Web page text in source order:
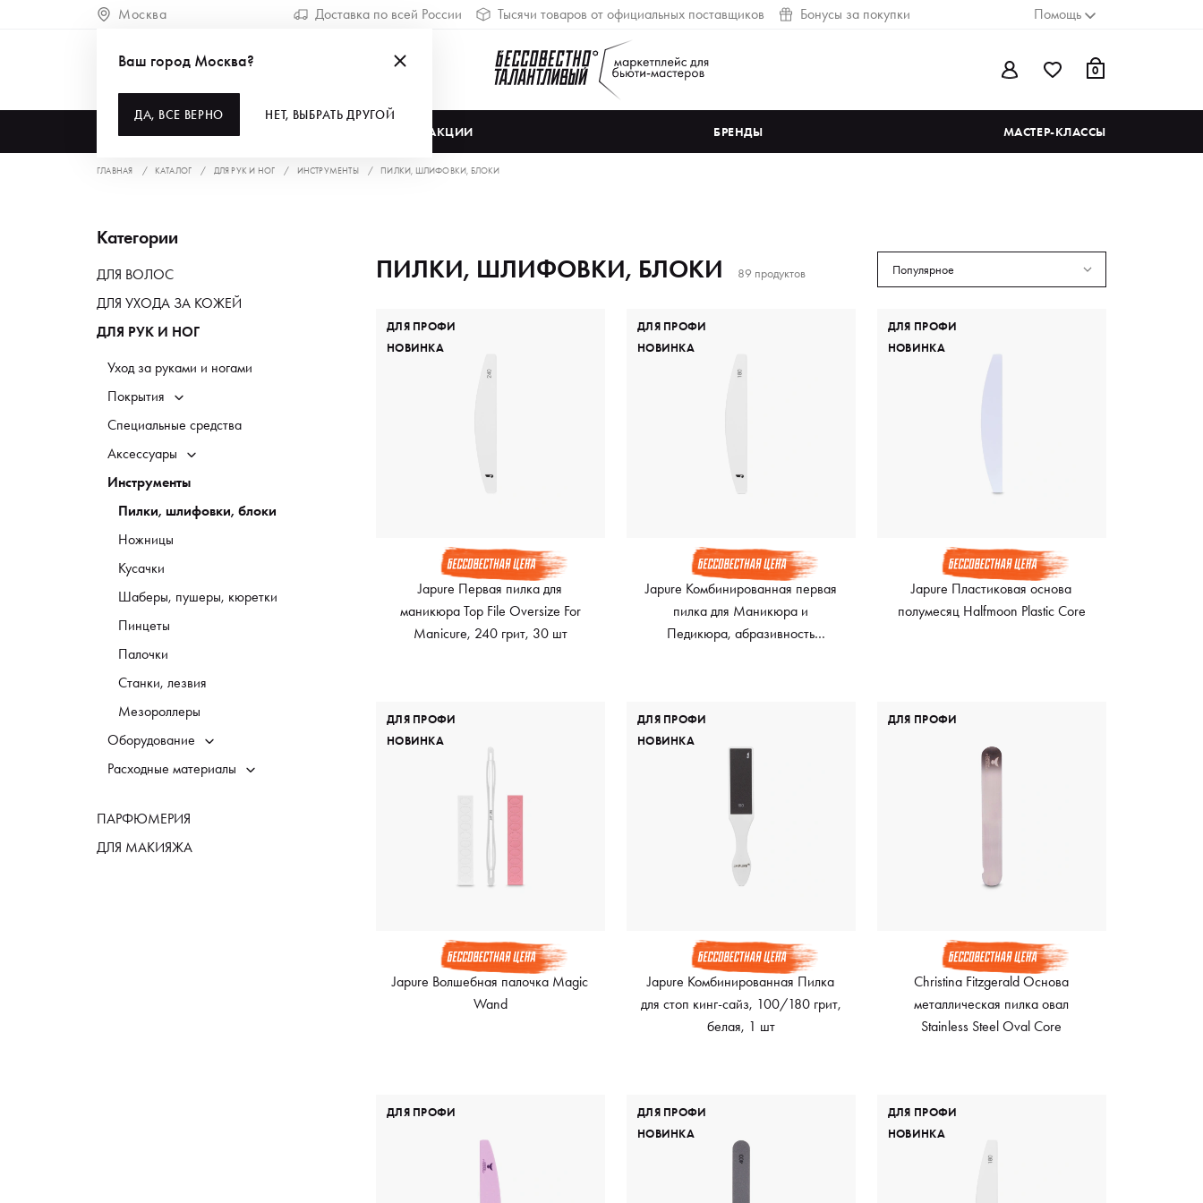
Москва Доставка по всей России Тысячи товаров от официальных поставщиков Бонусы за покупки Помощь
0
АКЦИИ БРЕНДЫ МАСТЕР-КЛАССЫ
Ваш город Москва?
ДА, ВСЕ ВЕРНО НЕТ, ВЫБРАТЬ ДРУГОЙ
ГЛАВНАЯ КАТАЛОГ ДЛЯ РУК И НОГ ИНСТРУМЕНТЫ ПИЛКИ, ШЛИФОВКИ, БЛОКИ
Категории
ДЛЯ ВОЛОС
ДЛЯ УХОДА ЗА КОЖЕЙ
ДЛЯ РУК И НОГ
Уход за руками и ногами
Покрытия
Специальные средства
Аксессуары
Инструменты
Пилки, шлифовки, блоки
Ножницы
Кусачки
Шаберы, пушеры, кюретки
Пинцеты
Палочки
Станки, лезвия
Мезороллеры
Оборудование
Расходные материалы
ПАРФЮМЕРИЯ
ДЛЯ МАКИЯЖА
ПИЛКИ, ШЛИФОВКИ, БЛОКИ 89 продуктов Популярное
Japure Первая пилка для
маникюра Top File Oversize For
Manicure, 240 грит, 30 шт
ДЛЯ ПРОФИ
НОВИНКА
Japure Комбинированная первая
пилка для Маникюра и
Педикюра, абразивность
ДЛЯ ПРОФИ
НОВИНКА
Japure Пластиковая основа
полумесяц Halfmoon Plastic Core
ДЛЯ ПРОФИ
НОВИНКА
Japure Волшебная палочка Magic
Wand
ДЛЯ ПРОФИ
НОВИНКА
Japure Комбинированная Пилка
для стоп кинг-сайз, 100/180 грит,
белая, 1 шт
ДЛЯ ПРОФИ
НОВИНКА
Christina Fitzgerald Основа
металлическая пилка овал
Stainless Steel Oval Core
ДЛЯ ПРОФИ
ДЛЯ ПРОФИ
ДЛЯ ПРОФИ
НОВИНКА
ДЛЯ ПРОФИ
НОВИНКА